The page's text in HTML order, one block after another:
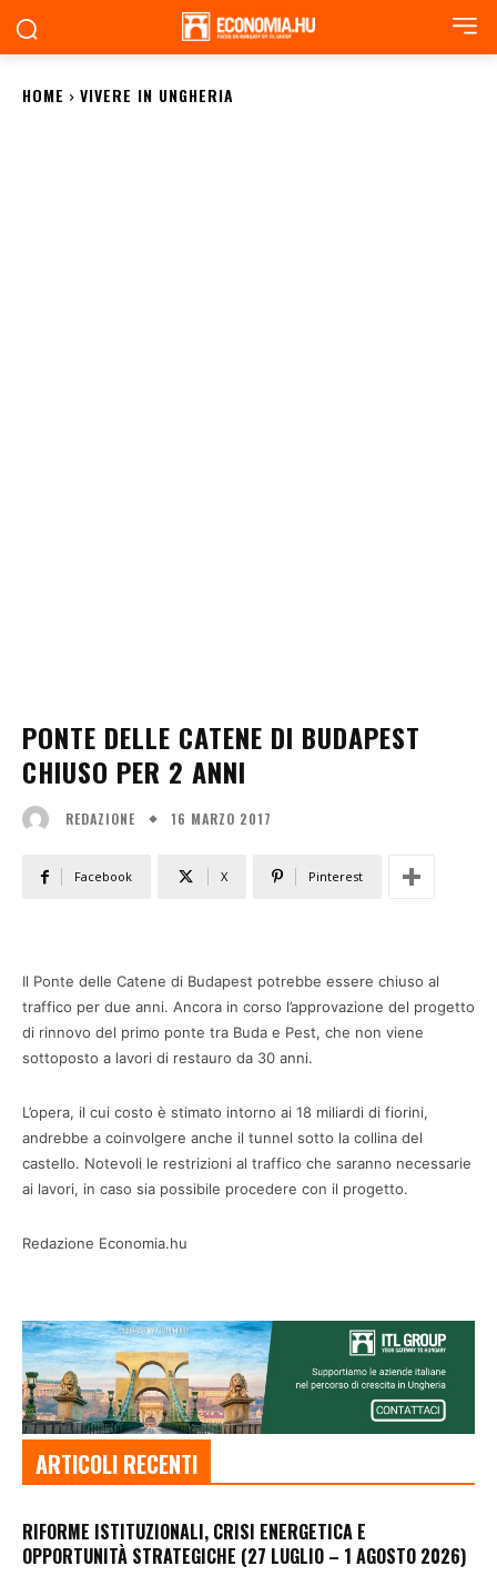
HOME VIVERE IN UNGHERIA
PONTE DELLE CATENE DI BUDAPEST
CHIUSO PER 2 ANNI
REDAZIONE 16 MARZO 2017
Facebook X Pinterest
Il Ponte delle Catene di Budapest potrebbe essere chiuso al
traffico per due anni. Ancora in corso l’approvazione del progetto
di rinnovo del primo ponte tra Buda e Pest, che non viene
sottoposto a lavori di restauro da 30 anni.
L’opera, il cui costo è stimato intorno ai 18 miliardi di fiorini,
andrebbe a coinvolgere anche il tunnel sotto la collina del
castello. Notevoli le restrizioni al traffico che saranno necessarie
ai lavori, in caso sia possibile procedere con il progetto.
Redazione Economia.hu
ARTICOLI RECENTI
RIFORME ISTITUZIONALI, CRISI ENERGETICA E
OPPORTUNITÀ STRATEGICHE (27 LUGLIO – 1 AGOSTO 2026)